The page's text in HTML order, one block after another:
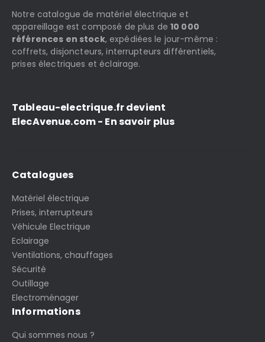
Notre catalogue de matériel électrique et
appareillage est composé de plus de10 000
références en stock, expédiées le jour-même :
coffrets, disjoncteurs, interrupteurs différentiels,
prises électriques et éclairage.
Tableau-electrique.fr devient
ElecAvenue.com - En savoir plus
Catalogues
Matériel électrique
Prises, interrupteurs
Véhicule Electrique
Eclairage
Ventilations, chauffages
Sécurité
Outillage
Electroménager
Informations
Qui sommes nous ?